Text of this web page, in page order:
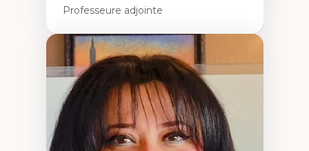
Professeure adjointe
Expertises
Les apports pédagogiques des théories de
l'affect, du posthumanisme, du féminisme
dans l'éducation aux sciences
L'apprentissage des sciences/STIM dans une
perspective socioécologique de care
L’insertion professionnelle des
enseignant.e.s